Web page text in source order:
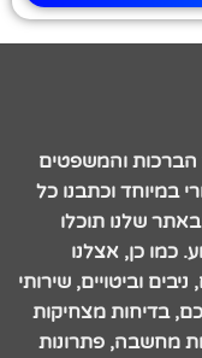
והמשפטים
במיוחד וכתבנו כל
שלנו תוכלו
כמו כן, אצלנו
וביטויים, שירותי
בדיחות מצחיקות
מחשבה, פתרונות